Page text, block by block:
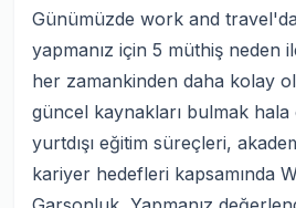
Günümüzde work and
yapmanız için 5 müthiş neden
her zamankinden daha kolay
güncel kaynakları bulmak hala
yurtdışı eğitim süreçleri,
kariyer hedefleri kapsamında